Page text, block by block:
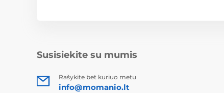
Susisiekite su mumis
Rašykite bet kuriuo metu
info@momanio.lt